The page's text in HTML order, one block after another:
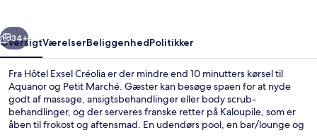
Næste
34+
OversigtVærelserBeliggenhedPolitikker
Fra Hôtel Exsel Créolia er der mindre end 10 minutters kørsel til
Aquanor og Petit Marché. Gæster kan besøge spaen for at nyde
godt af massage, ansigtsbehandlinger eller body scrub-
behandlinger, og der serveres franske retter på Kaloupile, som er
åben til frokost og aftensmad. En udendørs pool, en bar/lounge og